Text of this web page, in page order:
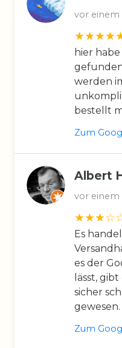
vor einem
hier
werden
bestellt
Zum
Albert
vor einem
Es
es der
lässt,
sicher
gewesen.
Zum